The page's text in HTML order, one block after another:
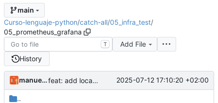
main
Curso-lenguaje-python/catch-all/05_infra_test/
05_prometheus_grafana
T
Add File
History
manuelver feat: add local date in docker-compose files 2025-07-12 17:10:20 +02:00
..